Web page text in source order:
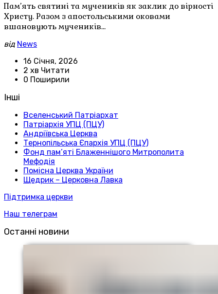
Пам’ять святині та мучеників як заклик до вірності
Христу. Разом з апостольськими оковами
вшановують мучеників…
від News
16 Січня, 2026
2 хв Читати
0 Поширили
Інші
Вселенський Патріархат
Патріархія УПЦ (ПЦУ)
Андріївська Церква
Тернопільська Єпархія УПЦ (ПЦУ)
Фонд пам’яті Блаженнішого Митрополита
Мефодія
Помісна Церква України
Щедрик – Церковна Лавка
Підтримка церкви
Наш телеграм
Останні новини